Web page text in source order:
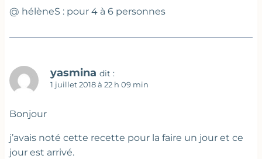
@ hélèneS : pour 4 à 6 personnes
yasmina dit :
1 juillet 2018 à 22 h 09 min
Bonjour
j’avais noté cette recette pour la faire un jour et ce
jour est arrivé.